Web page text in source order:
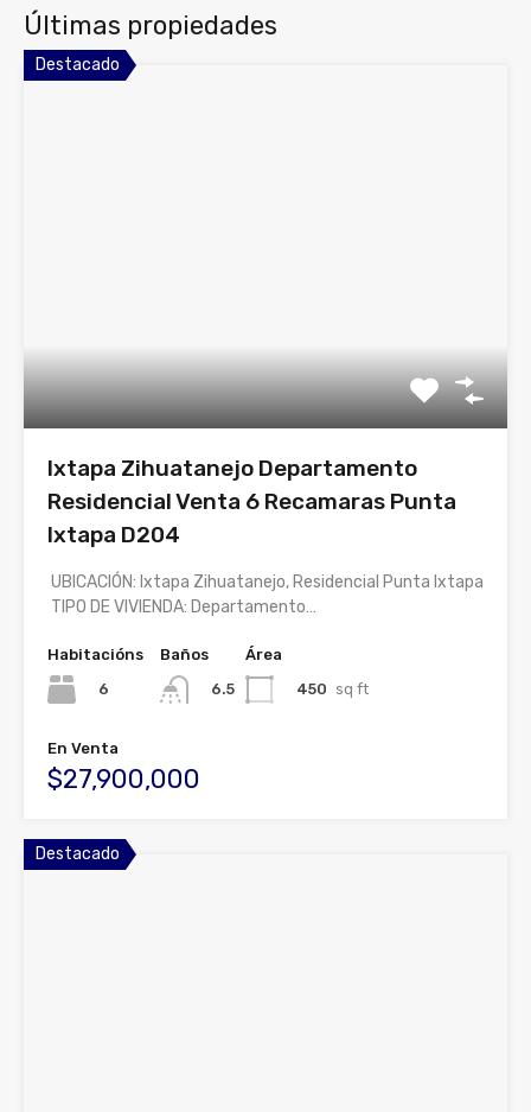
Últimas propiedades
Destacado
Ixtapa Zihuatanejo Departamento
Residencial Venta 6 Recamaras Punta
Ixtapa D204
UBICACIÓN: Ixtapa Zihuatanejo, Residencial Punta Ixtapa
TIPO DE VIVIENDA: Departamento…
Habitacións
6
Baños
6.5
Área
450 sq ft
En Venta
$27,900,000
Destacado